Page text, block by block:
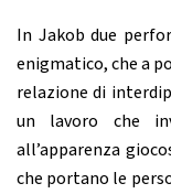
In Jakob due
enigmatico, che a
relazione di
un lavoro che
all’apparenza
che portano le